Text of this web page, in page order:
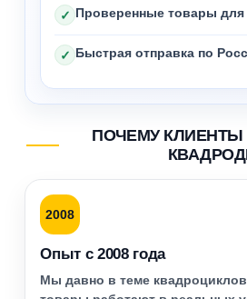
✓ Проверенные товары для
✓ Быстрая отправка по
ПОЧЕМУ
2008
Опыт с 2008 года
Мы давно в теме